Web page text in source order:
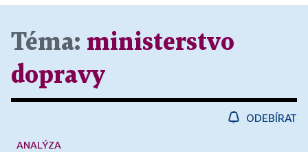
Téma: ministerstvo
dopravy
ODEBÍRAT
ANALÝZA